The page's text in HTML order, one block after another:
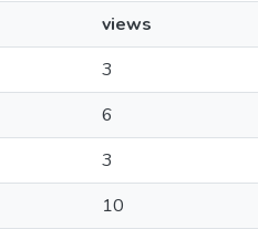
views
3
6
3
10